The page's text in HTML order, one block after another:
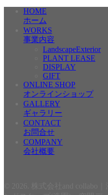
HOME
ホーム
WORKS
事業内容
LandscapeExterior
PLANT LEASE
DISPLAY
GIFT
ONLINE SHOP
オンラインショップ
GALLERY
ギャラリー
CONTACT
お問合せ
COMPANY
会社概要